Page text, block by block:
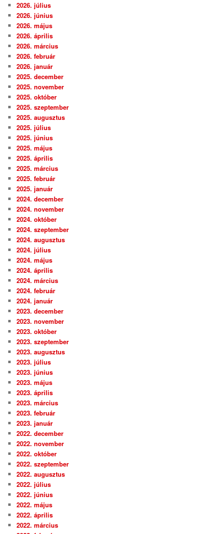
2026. július
2026. június
2026. május
2026. április
2026. március
2026. február
2026. január
2025. december
2025. november
2025. október
2025. szeptember
2025. augusztus
2025. július
2025. június
2025. május
2025. április
2025. március
2025. február
2025. január
2024. december
2024. november
2024. október
2024. szeptember
2024. augusztus
2024. július
2024. május
2024. április
2024. március
2024. február
2024. január
2023. december
2023. november
2023. október
2023. szeptember
2023. augusztus
2023. július
2023. június
2023. május
2023. április
2023. március
2023. február
2023. január
2022. december
2022. november
2022. október
2022. szeptember
2022. augusztus
2022. július
2022. június
2022. május
2022. április
2022. március